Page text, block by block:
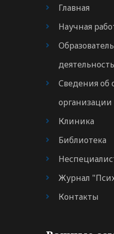
Главная
Научная
деятельность
Сведения об
организации
Клиника
Библиотека
Журнал
Контакты